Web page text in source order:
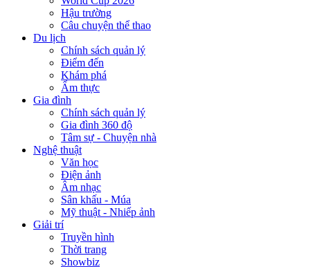
Hậu trường
Câu chuyện thể thao
Du lịch
Chính sách quản lý
Điểm đến
Khám phá
Ẩm thực
Gia đình
Chính sách quản lý
Gia đình 360 độ
Tâm sự - Chuyện nhà
Nghệ thuật
Văn học
Điện ảnh
Âm nhạc
Sân khấu - Múa
Mỹ thuật - Nhiếp ảnh
Giải trí
Truyền hình
Thời trang
Showbiz